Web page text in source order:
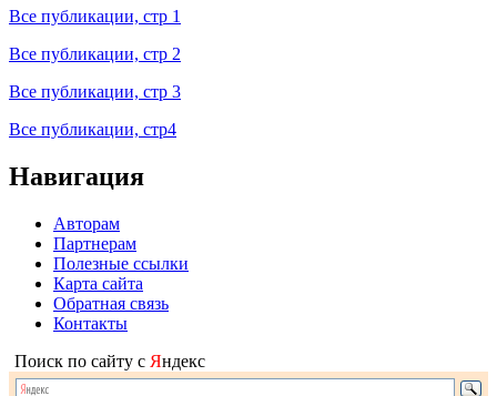
Все публикации, стр 1
Все публикации, стр 2
Все публикации, стр 3
Все публикации, стр4
Навигация
Авторам
Партнерам
Полезные ссылки
Карта сайта
Обратная связь
Контакты
Поиск по сайту с Яндекс